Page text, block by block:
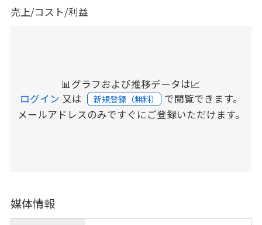
売上/コスト/利益
📊グラフおよび推移データは📈
ログイン 又は 新規登録（無料） で閲覧できます。
メールアドレスのみですぐにご登録いただけます。
媒体情報